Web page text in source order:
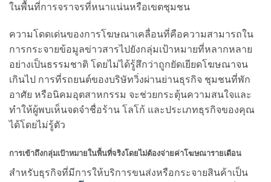
ในพื้นที่การจราจรที่หนาแน่นหรือเขตชุมชน
ความโดดเด่นของการโฆษณาเคลื่อนที่คือความสามารถใน
การกระจายข้อมูลข่าวสารไปยังกลุ่มเป้าหมายที่หลากหลาย
อย่างเป็นธรรมชาติ โดยไม่ได้รู้สึกว่าถูกยัดเยียดโฆษณาจน
เกินไป การที่รถยนต์ของบริษัทวิ่งผ่านย่านธุรกิจ ชุมชนที่พัก
อาศัย หรือนิคมอุตสาหกรรม จะช่วยกระตุ้นความสนใจและ
ทำให้ผู้พบเห็นจดจำชื่อร้าน โลโก้ และประเภทธุรกิจของคุณ
ได้โดยไม่รู้ตัว
การเข้าถึงกลุ่มเป้าหมายในพื้นที่จริงโดยไม่ต้องจ่ายค่าโฆษณารายเดือน
สำหรับธุรกิจที่มีการให้บริการขนส่งหรือกระจายสินค้าเป็น